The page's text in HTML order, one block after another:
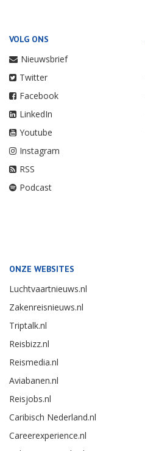
VOLG ONS
Nieuwsbrief
Twitter
Facebook
LinkedIn
Youtube
Instagram
RSS
Podcast
ONZE WEBSITES
Luchtvaartnieuws.nl
Zakenreisnieuws.nl
Triptalk.nl
Reisbizz.nl
Reismedia.nl
Aviabanen.nl
Reisjobs.nl
Caribisch Nederland.nl
Careerexperience.nl